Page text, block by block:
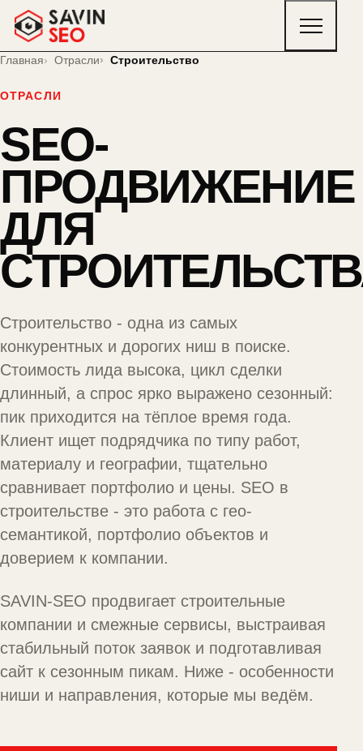
Главная Отрасли Строительство
ОТРАСЛИ
SEO-
ПРОДВИЖЕНИЕ
ДЛЯ
Строительство - одна из самых
конкурентных и дорогих ниш в поиске.
Стоимость лида высока, цикл сделки
длинный, а спрос ярко выражено сезонный:
пик приходится на тёплое время года.
Клиент ищет подрядчика по типу работ,
материалу и географии, тщательно
сравнивает портфолио и цены. SEO в
строительстве - это работа с гео-
семантикой, портфолио объектов и
доверием к компании.
SAVIN-SEO продвигает строительные
компании и смежные сервисы, выстраивая
стабильный поток заявок и подготавливая
сайт к сезонным пикам. Ниже - особенности
ниши и направления, которые мы ведём.